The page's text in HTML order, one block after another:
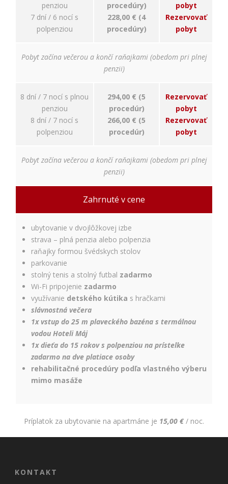
penziou
7 dní / 6 nocí s
polpenziou
procedúry)
228,00 € (4
procedúry)
pobyt
Rezervovať
pobyt
Pobyt začína večerou a končí raňajkami (obedom pri plnej
penzii)
8 dní / 7 nocí s plnou
penziou
8 dní / 7 nocí s
polpenziou
294,00 € (5
procedúr)
266,00 € (5
procedúr)
Rezervovať
pobyt
Rezervovať
pobyt
Pobyt začína večerou a končí raňajkami (obedom pri plnej
penzii)
Zahrnuté v cene
ubytovanie v dvojlôžkovej izbe
strava – plná penzia alebo polpenzia
raňajky formou švédskych stolov
parkovanie
stolný tenis a stolný futbal zadarmo
Wi-Fi pripojenie zadarmo
využívanie detského kútika s hračkami
slávnostná večera
1x vstup do 25 m plaveckého bazéna s termálnou
vodou Hoteli Máj
1x dieťa do 15 rokov s polpenziou na prístelke
zadarmo na dve platiace osoby
rehabilitačné procedúry podľa vlastného výberu
mimo masáže
Príplatok za ubytovanie na apartmáne je 15,00 € / noc.
KONTAKT
personalizovaných
reklám; Právny
základ: súhlas